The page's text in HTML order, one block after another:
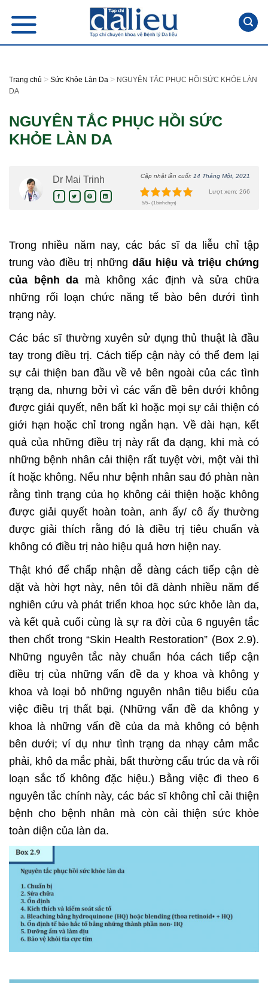
content
Trang chủ > Sức Khỏe Làn Da > NGUYÊN TẮC PHỤC HỒI SỨC KHỎE LÀN
DA
NGUYÊN TẮC PHỤC HỒI SỨC
KHỎE LÀN DA
Dr Mai Trinh Cập nhật lần cuối: 14 Tháng Một, 2021
5/5 - (1 bình chọn)
Lượt xem: 266
Trong nhiều năm nay, các bác sĩ da liễu chỉ tập
trung vào điều trị những dấu hiệu và triệu chứng
của bệnh da mà không xác định và sửa chữa
những rối loạn chức năng tế bào bên dưới tình
trạng này.
Các bác sĩ thường xuyên sử dụng thủ thuật là đầu
tay trong điều trị. Cách tiếp cận này có thể đem lại
sự cải thiện ban đầu về vẻ bên ngoài của các tình
trạng da, nhưng bởi vì các vấn đề bên dưới không
được giải quyết, nên bất kì hoặc mọi sự cải thiện có
giới hạn hoặc chỉ trong ngắn hạn. Về dài hạn, kết
quả của những điều trị này rất đa dạng, khi mà có
những bệnh nhân cải thiện rất tuyệt vời, một vài thì
ít hoặc không. Nếu như bệnh nhân sau đó phàn nàn
rằng tình trạng của họ không cải thiện hoặc không
được giải quyết hoàn toàn, anh ấy/ cô ấy thường
được giải thích rằng đó là điều trị tiêu chuẩn và
không có điều trị nào hiệu quả hơn hiện nay.
Thật khó để chấp nhận dễ dàng cách tiếp cận dè
dặt và hời hợt này, nên tôi đã dành nhiều năm để
nghiên cứu và phát triển khoa học sức khỏe làn da,
và kết quả cuối cùng là sự ra đời của 6 nguyên tắc
then chốt trong “Skin Health Restoration” (Box 2.9).
Những nguyên tắc này chuẩn hóa cách tiếp cận
điều trị của những vấn đề da y khoa và không y
khoa và loại bỏ những nguyên nhân tiêu biểu của
việc điều trị thất bại. (Những vấn đề da không y
khoa là những vấn đề của da mà không có bệnh
bên dưới; ví dụ như tình trạng da nhạy cảm mắc
phải, khô da mắc phải, bất thường cấu trúc da và rối
loạn sắc tố không đặc hiệu.) Bằng việc đi theo 6
nguyên tắc chính này, các bác sĩ không chỉ cải thiện
bệnh cho bệnh nhân mà còn cải thiện sức khỏe
toàn diện của làn da.